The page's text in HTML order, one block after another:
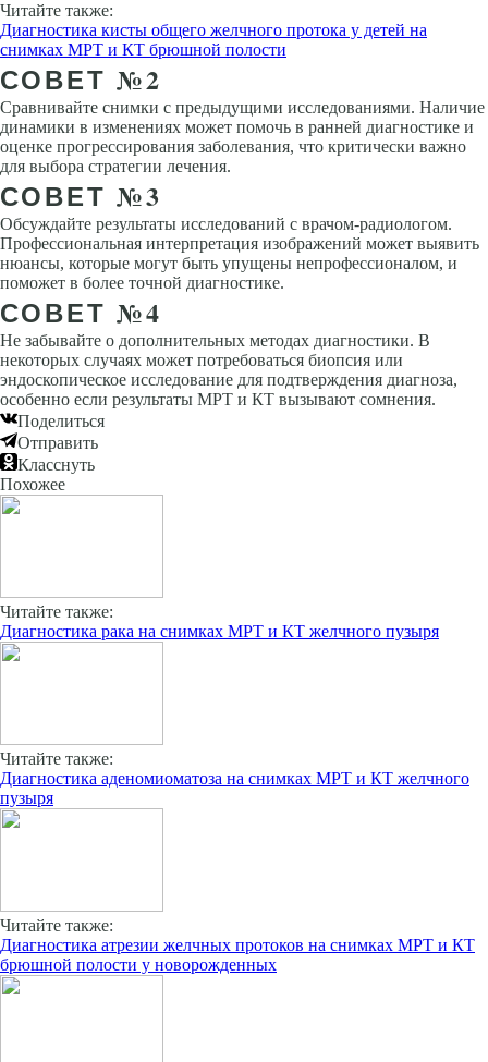
Читайте также:
Диагностика кисты общего желчного протока у детей на
снимках МРТ и КТ брюшной полости
СОВЕТ №2
Сравнивайте снимки с предыдущими исследованиями. Наличие
динамики в изменениях может помочь в ранней диагностике и
оценке прогрессирования заболевания, что критически важно
для выбора стратегии лечения.
СОВЕТ №3
Обсуждайте результаты исследований с врачом-радиологом.
Профессиональная интерпретация изображений может выявить
нюансы, которые могут быть упущены непрофессионалом, и
поможет в более точной диагностике.
СОВЕТ №4
Не забывайте о дополнительных методах диагностики. В
некоторых случаях может потребоваться биопсия или
эндоскопическое исследование для подтверждения диагноза,
особенно если результаты МРТ и КТ вызывают сомнения.
Поделиться
Отправить
Класснуть
Похожее
Читайте также:
Диагностика рака на снимках МРТ и КТ желчного пузыря
Читайте также:
Диагностика аденомиоматоза на снимках МРТ и КТ желчного
пузыря
Читайте также:
Диагностика атрезии желчных протоков на снимках МРТ и КТ
брюшной полости у новорожденных